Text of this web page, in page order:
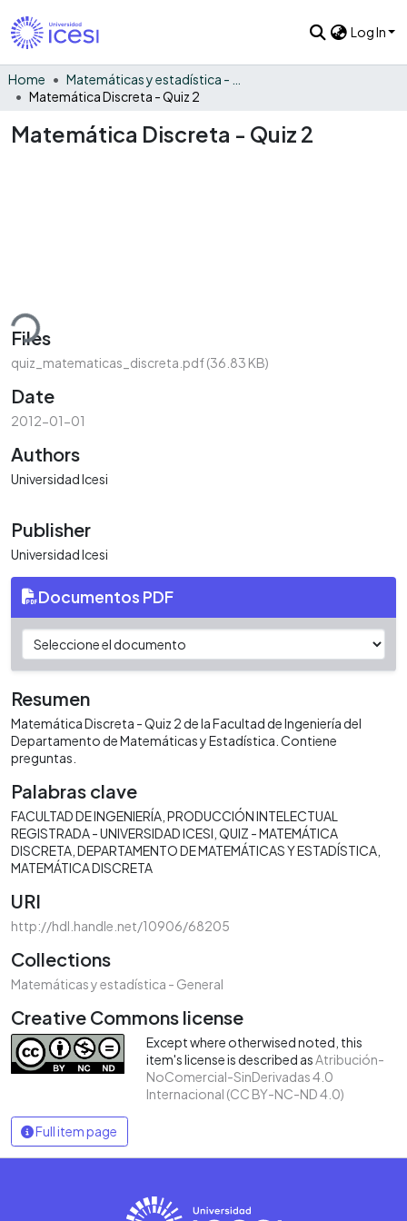
Log In
Home
Matemática Discreta - Quiz 2
Matemática Discreta - Quiz 2
Files
quiz_matematicas_discreta.pdf(36.83 KB)
Date
2012-01-01
Authors
Universidad Icesi
Publisher
Universidad Icesi
Documentos PDF
Resumen
Matemática Discreta - Quiz 2 de la Facultad de Ingeniería del
Departamento de Matemáticas y Estadística. Contiene
preguntas.
Palabras clave
FACULTAD DE INGENIERÍA PRODUCCIÓN INTELECTUAL
REGISTRADA - UNIVERSIDAD ICESI QUIZ - MATEMÁTICA
DISCRETA DEPARTAMENTO DE MATEMÁTICAS Y ESTADÍSTICA
MATEMÁTICA DISCRETA
URI
http://hdl.handle.net/10906/68205
Collections
Matemáticas y estadística - General
Creative Commons license
Except where otherwised noted, this
item's license is described asAtribución-
NoComercial-SinDerivadas 4.0
Internacional (CC BY-NC-ND 4.0)
Full item page